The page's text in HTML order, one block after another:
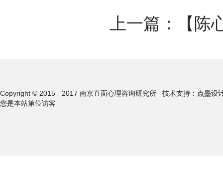
上一篇： 【
Copyright © 2015 - 2017 南京直面心理咨询研究所 技术支持：点墨设
您是本站第位访客